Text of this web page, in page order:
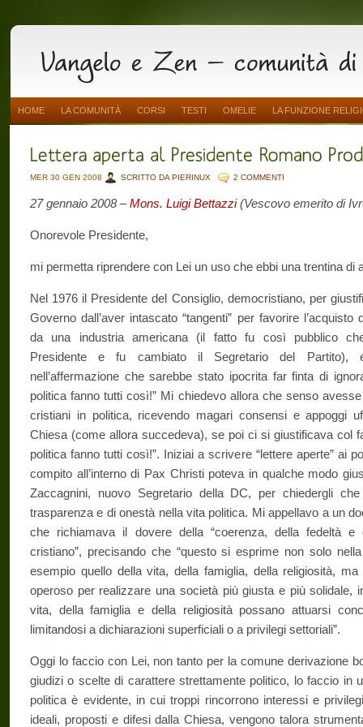
HOME LA COMUNITÀ CORSI TESTI OMELIE LA FUNZIONE
MER 30 GEN 2008 SCRITTO DA PIERINUX 2 COMMENTI
27 gennaio 2008 –Mons. Luigi Bettazzi(Vescovo emerito di
Onorevole Presidente,
mi permetta riprendere con Lei un uso che ebbi una trentina di
Nel 1976 il Presidente del Consiglio, democristiano, per
Governo dall’aver intascato “tangenti” per favorire l’acquisto
da una industria americana (il fatto fu così pubblico
Presidente e fu cambiato il Segretario del Partito),
nell’affermazione che sarebbe stato ipocrita far finta di
politica fanno tutti così!” Mi chiedevo allora che senso
cristiani in politica, ricevendo magari consensi e appoggi
Chiesa (come allora succedeva), se poi ci si giustificava col
politica fanno tutti così!”. Iniziai a scrivere “lettere aperte” ai
compito all’interno di Pax Christi poteva in qualche modo
Zaccagnini, nuovo Segretario della DC, per chiedergli
trasparenza e di onestà nella vita politica. Mi appellavo a un
che richiamava il dovere della “coerenza, della fedeltà e
cristiano”, precisando che “questo si esprime non solo
esempio quello della vita, della famiglia, della religiosità,
operoso per realizzare una società più giusta e più solidale,
vita, della famiglia e della religiosità possano attuarsi
limitandosi a dichiarazioni superficiali o a privilegi settoriali”.
Oggi lo faccio con Lei, non tanto per la comune derivazione
giudizi o scelte di carattere strettamente politico, lo faccio in
politica è evidente, in cui troppi rincorrono interessi e
ideali, proposti e difesi dalla Chiesa, vengono talora